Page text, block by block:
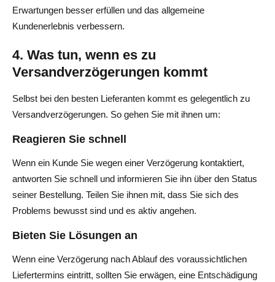
Erwartungen besser erfüllen und das allgemeine
Kundenerlebnis verbessern.
4. Was tun, wenn es zu
Versandverzögerungen kommt
Selbst bei den besten Lieferanten kommt es gelegentlich zu
Versandverzögerungen. So gehen Sie mit ihnen um:
Reagieren Sie schnell
Wenn ein Kunde Sie wegen einer Verzögerung kontaktiert,
antworten Sie schnell und informieren Sie ihn über den Status
seiner Bestellung. Teilen Sie ihnen mit, dass Sie sich des
Problems bewusst sind und es aktiv angehen.
Bieten Sie Lösungen an
Wenn eine Verzögerung nach Ablauf des voraussichtlichen
Liefertermins eintritt, sollten Sie erwägen, eine Entschädigung